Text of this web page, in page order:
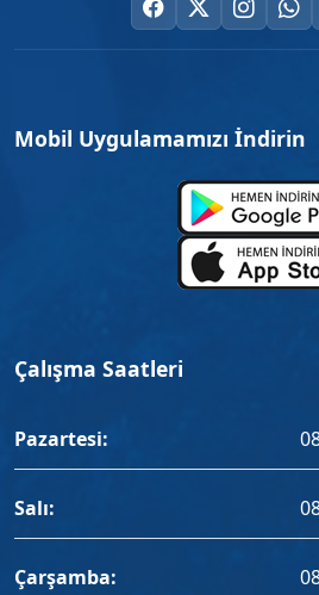
Mobil Uygulamamızı İndirin
Çalışma Saatleri
Pazartesi:
Salı:
Çarşamba: